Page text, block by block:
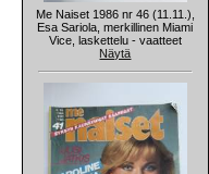
Me Naiset 1986 nr 46 (11.11.),
Esa Sariola, merkillinen Miami
Vice, laskettelu - vaatteet
Näytä